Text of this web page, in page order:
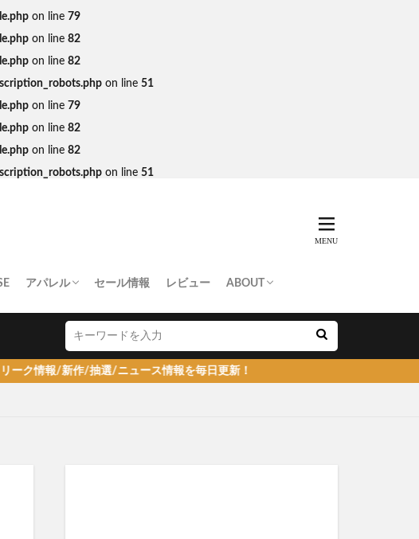
on line 79
on line 82
on line 82
on line 51
on line 79
on line 82
on line 82
on line 51
アパレル セール情報 レビュー ABOUT
/新作/抽選/ニュース情報を毎日更新！